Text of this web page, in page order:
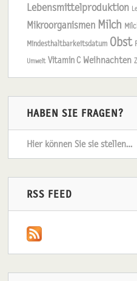
Lebensmittelproduktion
Mikroorganismen Milch
Mindesthaltbarkeitsdatum Obst
Umwelt Vitamin C Weihnachten
HABEN SIE FRAGEN?
Hier können Sie sie stellen…
RSS FEED